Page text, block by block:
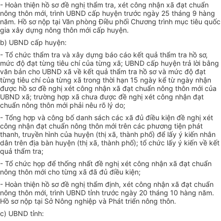
- Hoàn thiện hồ sơ đề nghị thẩm tra, xét công nhận xã đạt chuẩn
nông thôn mới, trình UBND cấp huyện trước ngày 25 tháng 9 hàng
năm. Hồ sơ nộp tại Văn phòng Điều phối Chương trình mục tiêu quốc
gia xây dựng nông thôn mới cấp huyện.
b) UBND cấp huyện:
- Tổ chức thẩm tra và xây dựng báo cáo kết quả thẩm tra hồ sơ,
mức độ đạt từng tiêu chí của từng xã; UBND cấp huyện trả lời bằng
văn bản cho UBND xã về kết quả thẩm tra hồ sơ và mức độ đạt
từng tiêu chí của từng xã trong thời hạn 15 ngày kể từ ngày nhận
được hồ sơ đề nghị xét công nhận xã đạt chuẩn nông thôn mới của
UBND xã; trường hợp xã chưa được đề nghị xét công nhận đạt
chuẩn nông thôn mới phải nêu rõ lý do;
- Tổng hợp và công bố danh sách các xã đủ điều kiện đề nghị xét
công nhận đạt chuẩn nông thôn mới trên các phương tiện phát
thanh, truyền hình của huyện (thị xã, thành phố) để lấy ý kiến nhân
dân trên địa bàn huyện (thị xã, thành phố); tổ chức lấy ý kiến về kết
quả thẩm tra;
- Tổ chức họp để thống nhất đề nghị xét công nhận xã đạt chuẩn
nông thôn mới cho từng xã đã đủ điều kiện;
- Hoàn thiện hồ sơ đề nghị thẩm định, xét công nhận xã đạt chuẩn
nông thôn mới, trình UBND tỉnh trước ngày 20 tháng 10 hàng năm.
Hồ sơ nộp tại Sở Nông nghiệp và Phát triển nông thôn.
c) UBND tỉnh: